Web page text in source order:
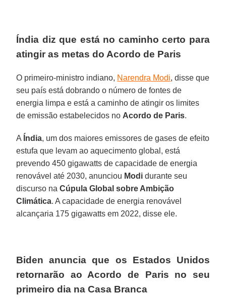
Índia diz que está no caminho certo para
atingir as metas do Acordo de Paris
O primeiro-ministro indiano, Narendra Modi, disse que
seu país está dobrando o número de fontes de
energia limpa e está a caminho de atingir os limites
de emissão estabelecidos no Acordo de Paris.
A Índia, um dos maiores emissores de gases de efeito
estufa que levam ao aquecimento global, está
prevendo 450 gigawatts de capacidade de energia
renovável até 2030, anunciou Modi durante seu
discurso naCúpula Global sobre Ambição
Climática. A capacidade de energia renovável
alcançaria 175 gigawatts em 2022, disse ele.
Biden anuncia que os Estados Unidos
retornarão ao Acordo de Paris no seu
primeiro dia na Casa Branca